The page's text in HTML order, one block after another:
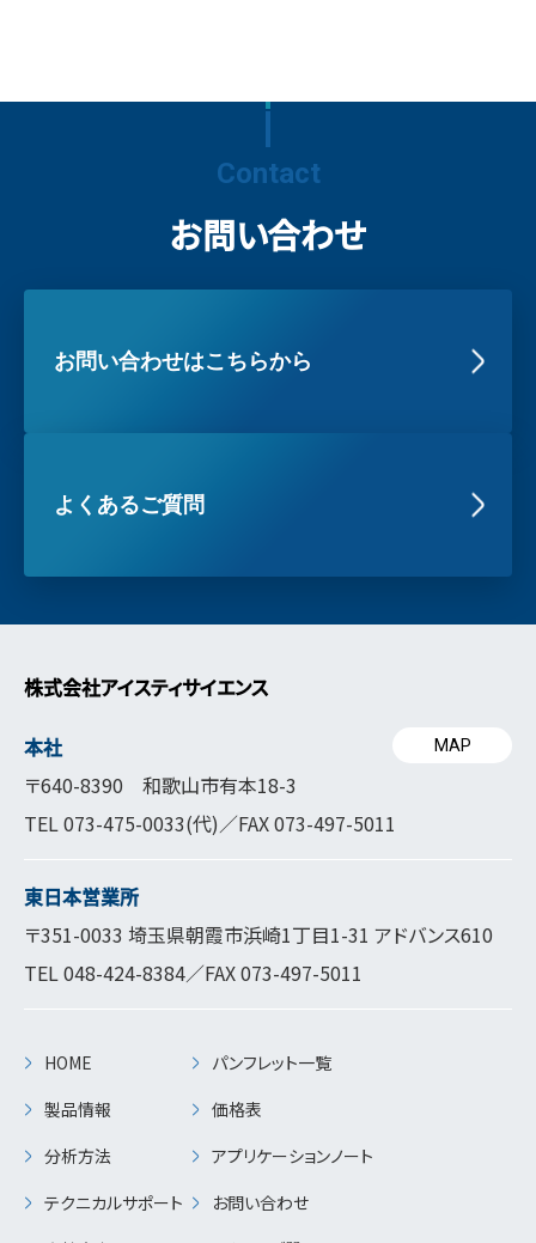
Contact
お問い合わせ
お問い合わせはこちらから
よくあるご質問
株式会社アイスティサイエンス
本社
〒640-8390 和歌山市有本18-3
TEL073-475-0033(代)／FAX 073-497-5011
MAP
東日本営業所
〒351-0033 埼玉県朝霞市浜崎1丁目1-31 アドバンス610
TEL048-424-8384／FAX 073-497-5011
HOME
製品情報
分析方法
テクニカルサポート
パンフレット一覧
価格表
アプリケーションノート
お問い合わせ